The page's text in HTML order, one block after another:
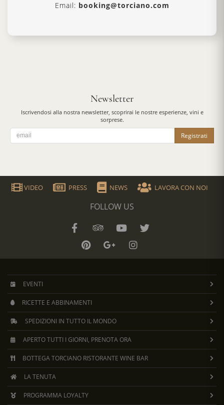
Email: booking@torciano.com
Newsletter
Iscrivendosi alla nostra newsletter, scoprirai le nostre esperienze, vini e
sorprese.
Registrati
VIDEO PRESS NEWS LAVORA CON NOI
FOLLOW US
EVENTI
RICETTE E ABBINAMENTI
SPEDIZIONI IN TUTTO IL MONDO
APERTO TUTTI I GIORNI, PRENOTA ORA
BOTTEGA TORCIANO RISTORANTE WINE BAR
LA TENUTA
PROGRAMMA LOYALTY